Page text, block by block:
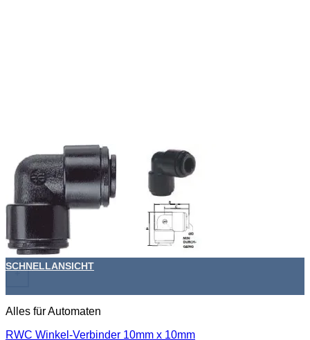
+
SCHNELLANSICHT
Alles für Automaten
RWC Winkel-Verbinder 10mm x 10mm